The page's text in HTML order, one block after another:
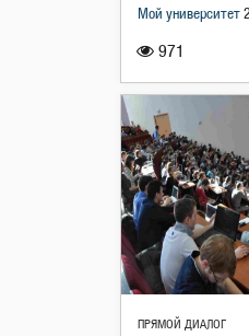
971
Мой университет
ПРЯМОЙ ДИАЛОГ